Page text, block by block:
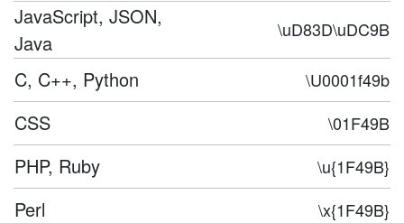
JavaScript, JSON,
Java
\uD83D\uDC9B
C, C++, Python \U0001f49b
CSS \01F49B
PHP, Ruby \u{1F49B}
Perl \x{1F49B}